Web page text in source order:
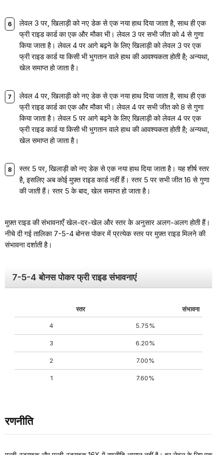
लेवल 3 पर, खिलाड़ी को नए डेक से एक नया हाथ दिया जाता है, साथ ही एक
फ्री राइड कार्ड का एक और मौका भी। लेवल 3 पर सभी जीत को 4 से गुणा
किया जाता है। लेवल 4 पर आगे बढ़ने के लिए खिलाड़ी को लेवल 3 पर एक
फ्री राइड कार्ड या किसी भी भुगतान वाले हाथ की आवश्यकता होती है; अन्यथा,
खेल समाप्त हो जाता है।
लेवल 4 पर, खिलाड़ी को नए डेक से एक नया हाथ दिया जाता है, साथ ही एक
फ्री राइड कार्ड का एक और मौका भी। लेवल 4 पर सभी जीत को 8 से गुणा
किया जाता है। लेवल 5 पर आगे बढ़ने के लिए खिलाड़ी को लेवल 4 पर एक
फ्री राइड कार्ड या किसी भी भुगतान वाले हाथ की आवश्यकता होती है; अन्यथा,
खेल समाप्त हो जाता है।
स्तर 5 पर, खिलाड़ी को नए डेक से एक नया हाथ दिया जाता है। यह शीर्ष स्तर
है, इसलिए अब कोई मुफ़्त राइड कार्ड नहीं हैं। स्तर 5 पर सभी जीत 16 से गुणा
की जाती हैं। स्तर 5 के बाद, खेल समाप्त हो जाता है।
मुफ़्त राइड की संभावनाएँ खेल-दर-खेल और स्तर के अनुसार अलग-अलग होती हैं।
नीचे दी गई तालिका 7-5-4 बोनस पोकर में प्रत्येक स्तर पर मुफ़्त राइड मिलने की
संभावना दर्शाती है।
7-5-4 बोनस पोकर फ्री राइड संभावनाएं
स्तर संभावना
4 5.75%
3 6.20%
2 7.00%
1 7.60%
रणनीति